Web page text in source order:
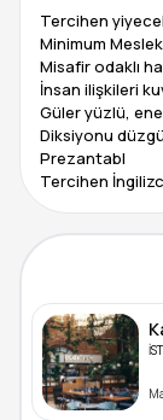
Tercihen
Minimum
Misafir odaklı
İnsan ilişkileri
Güler yüzlü,
Diksiyonu
Prezantabl
Tercihen